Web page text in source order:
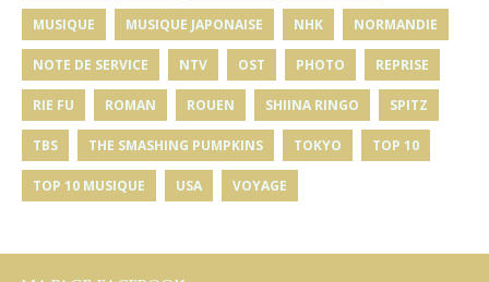
MUSIQUE MUSIQUE JAPONAISE NHK NORMANDIE
NOTE DE SERVICE NTV OST PHOTO REPRISE
RIE FU ROMAN ROUEN SHIINA RINGO SPITZ
TBS THE SMASHING PUMPKINS TOKYO TOP 10
TOP 10 MUSIQUE USA VOYAGE